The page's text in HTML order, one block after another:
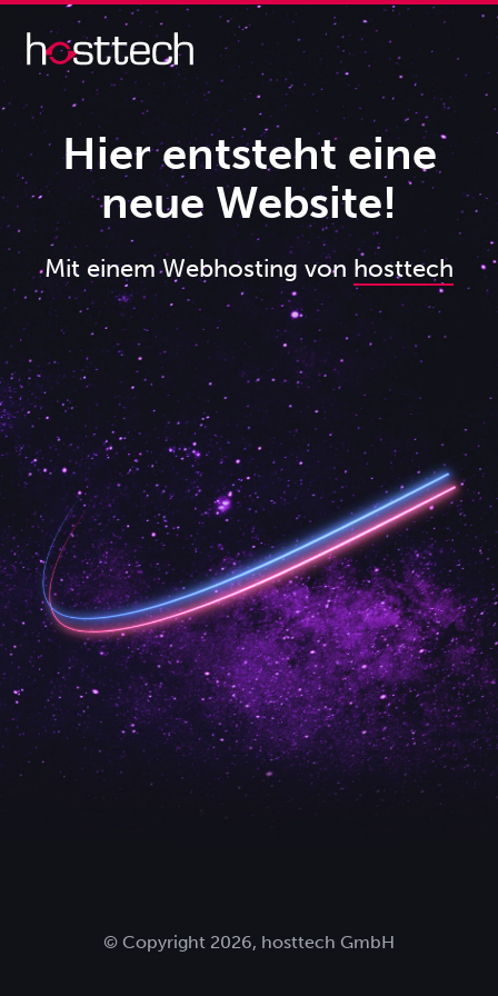
Hier entsteht eine
neue Website!
Mit einem Webhosting von hosttech
© Copyright 2026, hosttech GmbH